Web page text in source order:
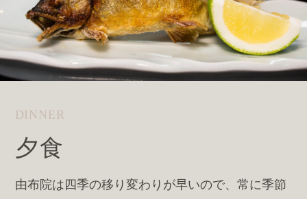
DINNER
夕食
由布院は四季の移り変わりが早いので、常に季節